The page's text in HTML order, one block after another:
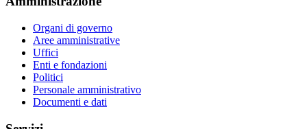
Organi di governo
Aree amministrative
Uffici
Enti e fondazioni
Politici
Personale amministrativo
Documenti e dati